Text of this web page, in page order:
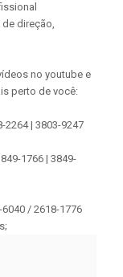
direção,
no youtube e
perto de você:
2264 | 3803-9247
1766 | 3849-
/ 2618-1776